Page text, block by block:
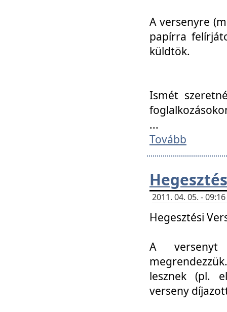
A versenyre
papírra
küldtök.
Ismét
...
Tovább
2011. 04. 05. -
Hegesztési
A versenyt
lesznek (pl.
verseny